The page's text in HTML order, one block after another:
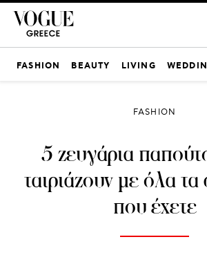
FASHION BEAUTY LIVING
FASHION
5 ζευγάρια
ταιριάζουν με όλα
που έχετε